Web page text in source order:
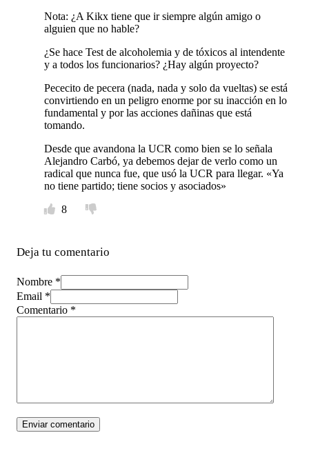
Nota: ¿A Kikx tiene que ir siempre algún amigo o
alguien que no hable?
¿Se hace Test de alcoholemia y de tóxicos al intendente
y a todos los funcionarios? ¿Hay algún proyecto?
Pececito de pecera (nada, nada y solo da vueltas) se está
convirtiendo en un peligro enorme por su inacción en lo
fundamental y por las acciones dañinas que está
tomando.
Desde que avandona la UCR como bien se lo señala
Alejandro Carbó, ya debemos dejar de verlo como un
radical que nunca fue, que usó la UCR para llegar. «Ya
no tiene partido; tiene socios y asociados»
8
Deja tu comentario
Nombre *
Email *
Comentario *